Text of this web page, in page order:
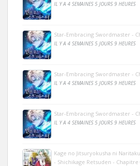
IL Y A 4 SEMAINES 5 JOURS 9 HEURES
Star-Embracing Swordmaster -
IL Y A 4 SEMAINES 5 JOURS 9 HEURES
Star-Embracing Swordmaster -
IL Y A 4 SEMAINES 5 JOURS 9 HEURES
Star-Embracing Swordmaster -
IL Y A 4 SEMAINES 5 JOURS 9 HEURES
Kage no Jitsuryokusha ni
- Shichikage Retsuden - Chapitre